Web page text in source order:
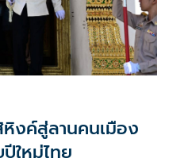
งค์สู่ลานคนเมือง
ใหม่ไทย